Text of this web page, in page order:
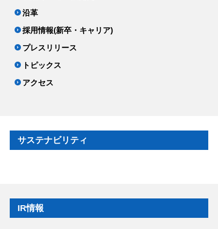
沿革
採用情報(新卒・キャリア)
プレスリリース
トピックス
アクセス
サステナビリティ
IR情報